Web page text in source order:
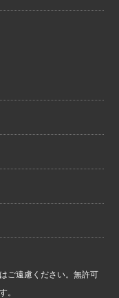
ご遠慮ください。無許可
。